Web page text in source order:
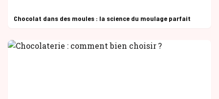
Chocolat dans des moules : la science du moulage parfait